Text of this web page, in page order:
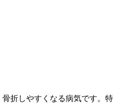
折しやすくなる病気です。特